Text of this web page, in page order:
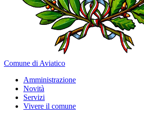
Comune di Aviatico
Amministrazione
Novità
Servizi
Vivere il comune